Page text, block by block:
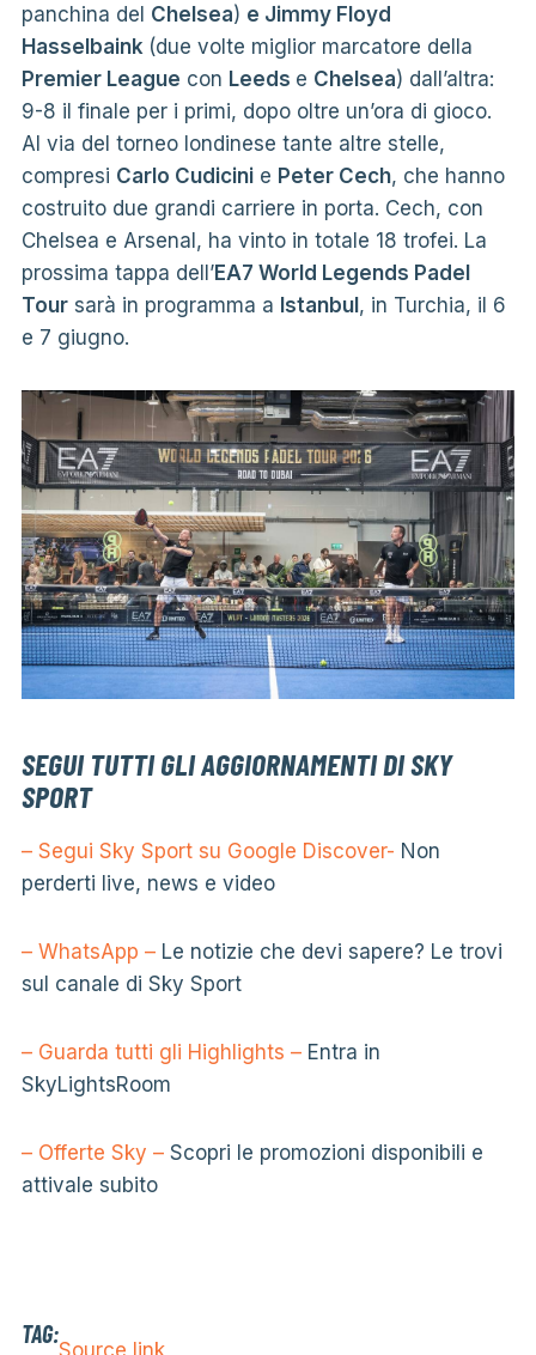
panchina del Chelsea) e Jimmy Floyd
Hasselbaink (due volte miglior marcatore della
Premier League con Leeds e Chelsea) dall’altra:
9-8 il finale per i primi, dopo oltre un’ora di gioco.
Al via del torneo londinese tante altre stelle,
compresi Carlo Cudicinie Peter Cech, che hanno
costruito due grandi carriere in porta. Cech, con
Chelsea e Arsenal, ha vinto in totale 18 trofei. La
prossima tappa dell’EA7 World Legends Padel
Toursarà in programma a Istanbul, in Turchia, il 6
e 7 giugno.
SEGUI TUTTI GLI AGGIORNAMENTI DI SKY
SPORT
– Segui Sky Sport su Google Discover- Non
perderti live, news e video
– WhatsApp –Le notizie che devi sapere? Le trovi
sul canale di Sky Sport
– Guarda tutti gli Highlights –Entra in
SkyLightsRoom
– Offerte Sky –Scopri le promozioni disponibili e
attivale subito
TAG:
Source link